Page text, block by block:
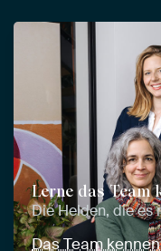
Lerne das Team
Die Helden, die es
Das Team